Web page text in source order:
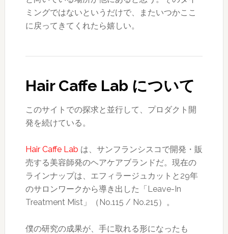
ミングではないというだけで、またいつかここ
に戻ってきてくれたら嬉しい。
Hair Caffe Lab について
このサイトでの探求と並行して、プロダクト開
発を続けている。
Hair Caffe Lab は、サンフランシスコで開発・販
売する美容師発のヘアケアブランドだ。現在の
ラインナップは、エフィラージュカットと29年
のサロンワークから導き出した「Leave-In
Treatment Mist」（No.115 / No.215）。
僕の研究の成果が、手に取れる形になったも